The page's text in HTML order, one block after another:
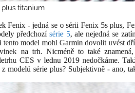
titanium
Fenix - jedná se o sérii Fenix 5s plus,
předchozísérie 5, ale nejedná se
model mohl Garmin dovolit uvést
na trh. Nicméně to také
CES v lednu 2019 nedočkáme.
modelů série plus? Subjektivně - ano,